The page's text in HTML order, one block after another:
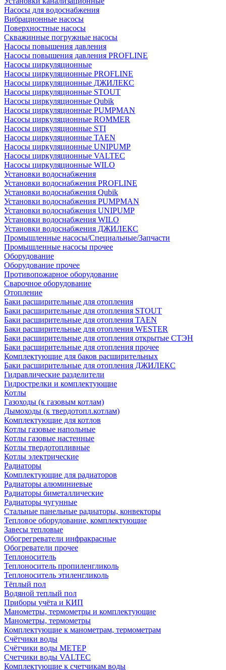
Насосы для водоснабжения
Вибрационные насосы
Поверхностные насосы
Скважинные погружные насосы
Насосы повышения давления
Насосы повышения давления PROFLINE
Насосы циркуляционные
Насосы циркуляционные PROFLINE
Насосы циркуляционные ДЖИЛЕКС
Насосы циркуляционные STOUT
Насосы циркуляционные Qubik
Насосы циркуляционные PUMPMAN
Насосы циркуляционные ROMMER
Насосы циркуляционные STI
Насосы циркуляционные TAEN
Насосы циркуляционные UNIPUMP
Насосы циркуляционные VALTEC
Насосы циркуляционные WILO
Установки водоснабжения
Установки водоснабжения PROFLINE
Установки водоснабжения Qubik
Установки водоснабжения PUMPMAN
Установки водоснабжения UNIPUMP
Установки водоснабжения WILO
Установки водоснабжения ДЖИЛЕКС
Промышленные насосы/Специальные/Запчасти
Промышленные насосы прочее
Оборудование
Оборудование прочее
Противопожарное оборудование
Сварочное оборудование
Отопление
Баки расширительные для отопления
Баки расширительные для отопления STOUT
Баки расширительные для отопления TAEN
Баки расширительные для отопления WESTER
Баки расширительные для отопления открытые СТЭН
Баки расширительные для отопления прочее
Комплектующие для баков расширительных
Баки расширительные для отопления ДЖИЛЕКС
Гидравлические разделители
Гидрострелки и комплектующие
Котлы
Газоходы (к газовым котлам)
Дымоходы (к твердотопл.котлам)
Комплектующие для котлов
Котлы газовые напольные
Котлы газовые настенные
Котлы твердотопливные
Котлы электрические
Радиаторы
Комплектующие для радиаторов
Радиаторы алюминиевые
Радиаторы биметаллические
Радиаторы чугунные
Стальные панельные радиаторы, конвекторы
Тепловое оборудование, комплектующие
Завесы тепловые
Обогрегреватели инфракрасные
Обогреватели прочее
Теплоноситель
Теплоноситель пропиленгликоль
Теплоноситель этиленгликоль
Тёплый пол
Водяной теплый пол
Приборы учёта и КИП
Манометры, термометры и комплектующие
Манометры, термометры
Комплектующие к манометрам, термометрам
Счётчики воды
Счётчики воды МЕТЕР
Счетчики воды VALTEC
Комплектующие к счетчикам воды